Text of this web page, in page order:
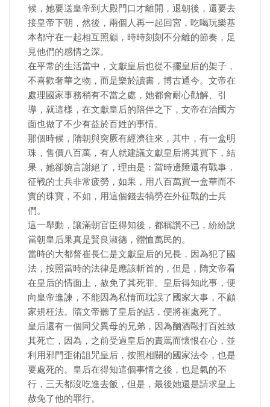
候，她要送皇帝到大殿門口才離開，退朝後，還要去
接皇帝下朝，然後，兩個人再一起回宮，吃喝玩樂基
本都守在一起相互照顧，時時刻刻不分離的節奏，足
見他們的感情之深。
在平常的生活當中，文獻皇后也從不擺皇后的架子，
不喜歡奢華之物，而是樂於讀書，博古通今。文帝在
處理國家事務稍有不當之處，她都會耐心勸解、引
導，就這樣，在文獻皇后的陪伴之下，文帝在治國方
面也做了不少有益於百姓的事情。
那個時候，隋朝與突厥有經濟往來，其中，有一盒明
珠，售價八百萬，有人就建議文獻皇后將其買下，結
果，她卻婉言謝絕了，理由是：當時邊陲還有戰事，
征戰的士兵非常疲勞，如果，用八百萬買一盒華而不
實的珠寶，不如，用這個錢去犒勞在外征戰的士兵
們。
這一舉動，讓滿朝官臣得知後，都稱讚不已，紛紛說
當朝皇后果真是賢良淑德，體恤萬民的。
當時的大都督崔長仁是文獻皇后的兄長，因為犯了國
法，按照當時的法律是應該斬首的，但是，隋文帝看
在皇后的情面上，赦免了其死罪。皇后得知此事，便
向皇帝進諫，不能因為私情而耽誤了國家大事，不顧
家規枉法。隋文帝聽了皇后的話，便將崔處死了。
皇后還有一個同父異母的兄弟，因為酗酒毆打百姓致
其死亡，因為，之前受過皇后的責罵而懷恨在心，並
利用邪門歪術詛咒皇后，按照相關的國家法令，也是
要處死的。皇后在得知這個事情之後，也是氣的不
行，三天都沒吃進去飯，但是，最後她還是請求皇上
赦免了他的罪行。